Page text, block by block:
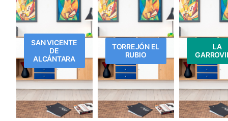
SAN VICENTE
DE
ALCÁNTARA
TORREJÓN EL
RUBIO
LA